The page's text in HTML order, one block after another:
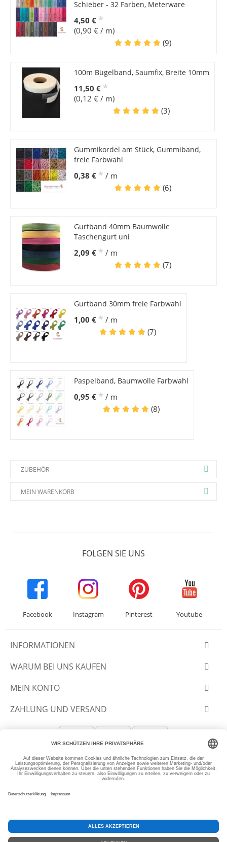
Schieber - 32 Farben, Meterware
4,50 € *
(0,90 € / m)
(9)
100m Bügelband, Saumfix, Breite 10mm
11,50 € *
(0,12 € / m)
(3)
Gummikordel am Stück, Gummiband,
freie Farbwahl
0,38 € * / m
(6)
Gurtband 40mm Baumwolle
Taschengurt uni
2,09 € * / m
(7)
Gurtband 30mm freie Farbwahl
1,00 € * / m
(7)
Paspelband, Baumwolle Farbwahl
0,95 € * / m
(8)
ZUBEHÖR
MEIN WARENKORB
FOLGEN SIE UNS
Facebook Instagram Pinterest Youtube
INFORMATIONEN
WARUM BEI UNS KAUFEN
MEIN KONTO
ZAHLUNG UND VERSAND